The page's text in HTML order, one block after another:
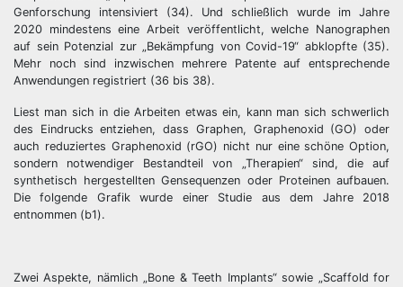
Genforschung intensiviert (34). Und schließlich wurde im Jahre
2020 mindestens eine Arbeit veröffentlicht, welche Nanographen
auf sein Potenzial zur „Bekämpfung von Covid-19“ abklopfte (35).
Mehr noch sind inzwischen mehrere Patente auf entsprechende
Anwendungen registriert (36 bis 38).
Liest man sich in die Arbeiten etwas ein, kann man sich schwerlich
des Eindrucks entziehen, dass Graphen, Graphenoxid (GO) oder
auch reduziertes Graphenoxid (rGO) nicht nur eine schöne Option,
sondern notwendiger Bestandteil von „Therapien“ sind, die auf
synthetisch hergestellten Gensequenzen oder Proteinen aufbauen.
Die folgende Grafik wurde einer Studie aus dem Jahre 2018
entnommen (b1).
Zwei Aspekte, nämlich „Bone & Teeth Implants“ sowie „Scaffold for